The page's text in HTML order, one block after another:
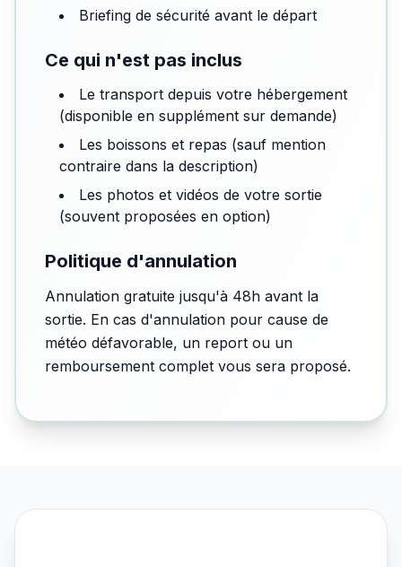
Briefing de sécurité avant le départ
Ce qui n'est pas inclus
Le transport depuis votre hébergement
(disponible en supplément sur demande)
Les boissons et repas (sauf mention
contraire dans la description)
Les photos et vidéos de votre sortie
(souvent proposées en option)
Politique d'annulation
Annulation gratuite jusqu'à 48h avant la
sortie. En cas d'annulation pour cause de
météo défavorable, un report ou un
remboursement complet vous sera proposé.